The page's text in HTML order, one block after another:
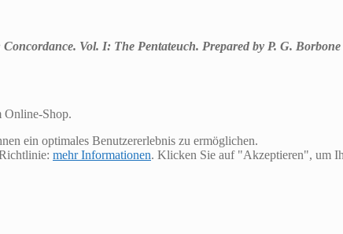
Vol. I: The Pentateuch. Prepared by P. G. Borbone
Online-Shop.
ein optimales Benutzererlebnis zu ermöglichen.
mehr Informationen. Klicken Sie auf "Akzeptieren", um